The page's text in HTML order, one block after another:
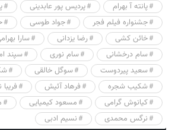
پانته آ بهرام
پردیس پور عابدینی
جشنواره فیلم فجر
جواد طوسی
خائن کشی
رضا یزدانی
سارا
سام درخشانی
سام نوری
سپند
سعید پیردوست
سوگل خالقی
شکیب شجره
فرهاد آئیش
کیانوش گرامی
مسعود کیمیایی
نرگس محمدی
نسیم ادبی